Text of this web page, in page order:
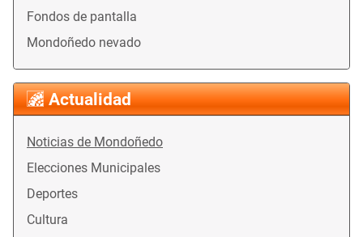
Fondos de pantalla
Mondoñedo nevado
Actualidad
Noticias de Mondoñedo
Elecciones Municipales
Deportes
Cultura